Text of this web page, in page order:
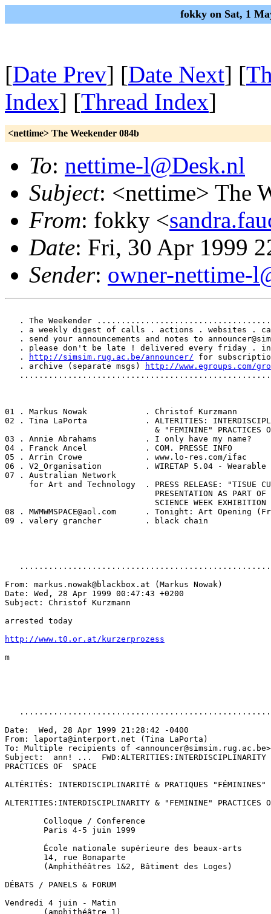
fokky on Sat, 1
[Date Prev] [Date Next] [
Index] [Thread Index]
<nettime> The Weekender 084b
To: nettime-l@Desk.nl
Subject: <nettime> The
From: fokky <
Date: Fri, 30 Apr 1999
Sender: owner-nettime-
. The Weekender
. a weekly digest of calls . actions . websites .
. send your announcements and notes to
. please don't be late ! delivered every friday .
   .
http://simsim.rug.ac.be/announcer/ for
   . archive (separate msgs)
http://www.egroups.com/
01 . Markus Nowak            . Christof Kurzmann
02 . Tina LaPorta            . ALTERITIES:
& "FEMININE" PRACTICES
03 . Annie Abrahams          . I only have my name?
04 . Franck Ancel            . COM. PRESSE INFO
05 . Arrin Crowe             . www.lo-res.com/ifac
06 . V2_Organisation         . WIRETAP 5.04 - Wearable
07 . Australian Network
for Art and Technology  . PRESS RELEASE: "TISUE
PRESENTATION AS PART OF
SCIENCE WEEK EXHIBITION
08 . MWMWMSPACE@aol.com      . Tonight: Art Opening
09 . valery grancher         . black chain
From: markus.nowak@blackbox.at (Markus Nowak)
Date: Wed, 28 Apr 1999 00:47:43 +0200
Subject: Christof Kurzmann
arrested today
http://www.t0.or.at/kurzerprozess
m
Date:  Wed, 28 Apr 1999 21:28:42 -0400
From: laporta@interport.net (Tina LaPorta)
To: Multiple recipients of <announcer@simsim.rug.ac.be>
Subject:  ann! ...  FWD:ALTERITIES:INTERDISCIPLINARITY
PRACTICES OF  SPACE
ALTÉRITÉS: INTERDISCIPLINARITÉ & PRATIQUES "FÉMININES"
ALTERITIES:INTERDISCIPLINARITY & "FEMININE" PRACTICES
        Colloque / Conference
        Paris 4-5 juin 1999
        École nationale supérieure des beaux-arts
        14, rue Bonaparte
        (Amphithéâtres 1&2, Bâtiment des Loges)
DÉBATS / PANELS & FORUM
Vendredi 4 juin - Matin
        (amphithéâtre 1)